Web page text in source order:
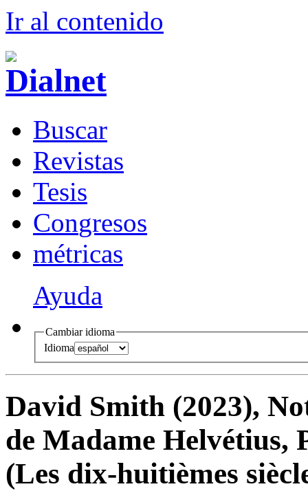
Ir al contenido
Buscar
Revistas
Tesis
Congresos
métricas
Ayuda
Cambiar idioma
Idioma
David Smith (2023),
de Madame Helvétius,
(Les dix-huitièmes